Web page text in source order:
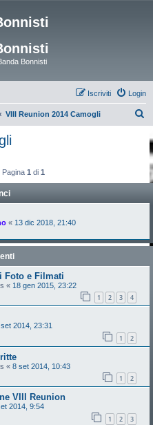
Bonnisti
Login
Iscriviti
VIII Reunion 2014 Camogli
Pagina 1 di 1
« 13 dic 2018, 21:40
Foto e Filmati
« 18 gen 2015, 23:22
1 2 3 4
2014, 23:31
1 2
« 8 set 2014, 10:43
1 2
VIII Reunion
2014, 9:54
1 2 3